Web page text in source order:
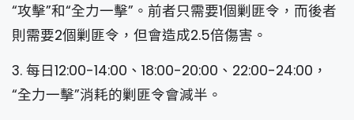
“攻擊”和“全力一擊”。前者只需要1個剿匪令，而後者
則需要2個剿匪令，但會造成2.5倍傷害。
3. 每日12:00-14:00、18:00-20:00、22:00-24:00，
“全力一擊”消耗的剿匪令會減半。